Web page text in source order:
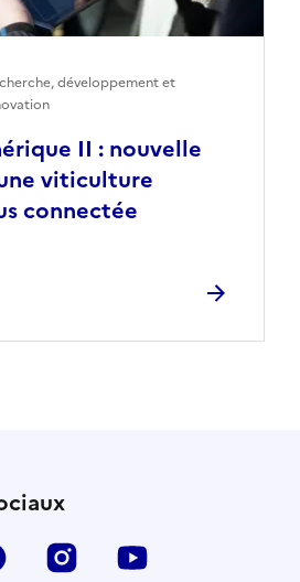
II : nouvelle
viticulture
connectée
développement et
Twittersur LinkedIn
Le ministère sur Facebook
Le ministère sur